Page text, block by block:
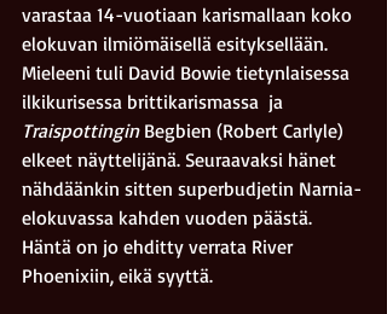
varastaa 14-vuotiaan karismallaan koko
elokuvan ilmiömäisellä esityksellään.
Mieleeni tuli David Bowie tietynlaisessa
ilkikurisessa brittikarismassa  ja
Traispottingin Begbien (Robert Carlyle)
elkeet näyttelijänä. Seuraavaksi hänet
nähdäänkin sitten superbudjetin Narnia-
elokuvassa kahden vuoden päästä.
Häntä on jo ehditty verrata River
Phoenixiin, eikä syyttä.